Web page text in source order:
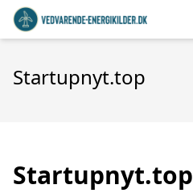
Startupnyt.top
Startupnyt.top